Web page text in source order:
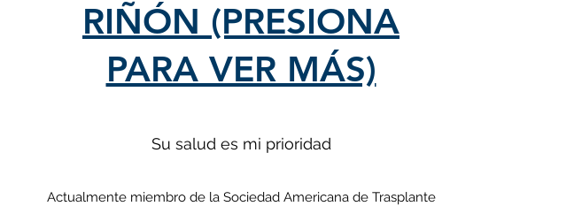
RIÑÓN (PRESIONA
PARA VER MÁS)
Su salud es mi prioridad
Actualmente miembro de la Sociedad Americana de Trasplante